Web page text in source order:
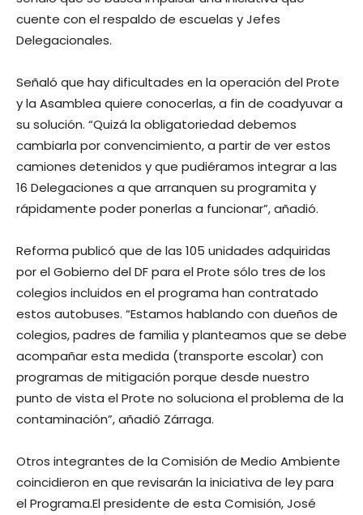
cuente con el respaldo de escuelas y Jefes
Delegacionales.
Señaló que hay dificultades en la operación del Prote
y la Asamblea quiere conocerlas, a fin de coadyuvar a
su solución. “Quizá la obligatoriedad debemos
cambiarla por convencimiento, a partir de ver estos
camiones detenidos y que pudiéramos integrar a las
16 Delegaciones a que arranquen su programita y
rápidamente poder ponerlas a funcionar”, añadió.
Reforma publicó que de las 105 unidades adquiridas
por el Gobierno del DF para el Prote sólo tres de los
colegios incluidos en el programa han contratado
estos autobuses. “Estamos hablando con dueños de
colegios, padres de familia y planteamos que se debe
acompañar esta medida (transporte escolar) con
programas de mitigación porque desde nuestro
punto de vista el Prote no soluciona el problema de la
contaminación”, añadió Zárraga.
Otros integrantes de la Comisión de Medio Ambiente
coincidieron en que revisarán la iniciativa de ley para
el Programa.El presidente de esta Comisión, José